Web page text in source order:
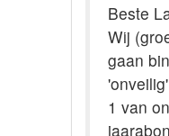
Beste
Wij
gaan
1 van